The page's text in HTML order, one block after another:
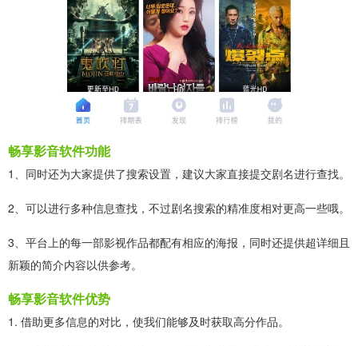
畅享影音软件功能
1、同时还为大家提供了搜索设置，建议大家直接提交剧名进行查找。
2、可以进行多种信息查找，不过剧名搜索的精准度相对更高一些哦。
3、平台上的每一部影视作品都配有相应的海报，同时还提供超详细且
新颖的简介内容以供参考。
畅享影音软件优势
1. 借助更多信息的对比，使我们能够及时获取高分作品。